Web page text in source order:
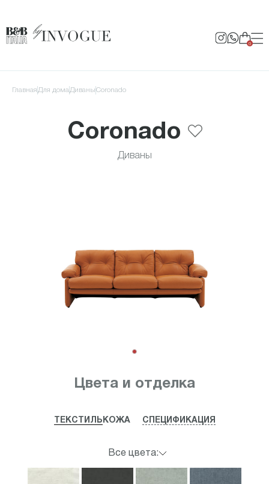
0
Главная для дома Диваны Coronado
Coronado
Диваны
Цвета и отделка
ТЕКСТИЛЬ КОЖА СПЕЦИФИКАЦИЯ
Все цвета: